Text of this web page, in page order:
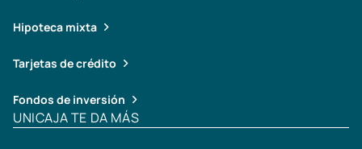
Hipoteca mixta
Tarjetas de crédito
Fondos de inversión
UNICAJA TE DA MÁS